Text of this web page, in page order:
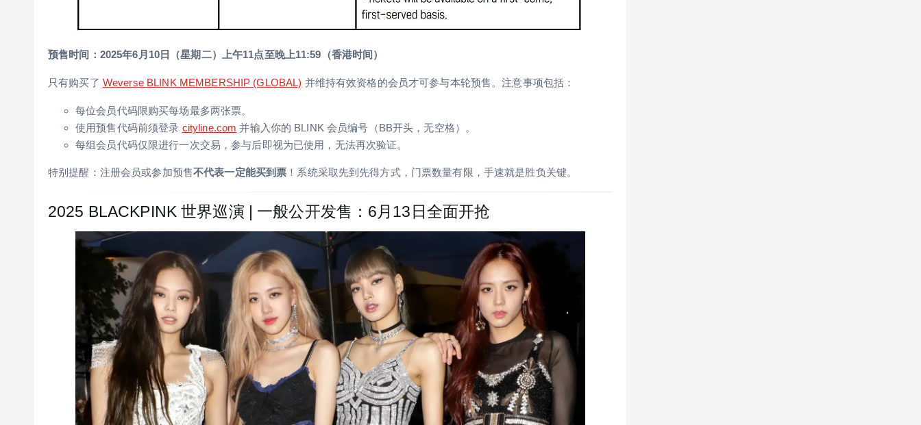
预售时间：2025年6月10日（星期二）上午11点至晚上11:59（香港时间）
只有购买了 Weverse BLINK MEMBERSHIP (GLOBAL) 并维持有效资格的会员才可参与本轮预售。注意事项包括：
每位会员代码限购买每场最多两张票。
使用预售代码前须登录 cityline.com 并输入你的 BLINK 会员编号（BB开头，无空格）。
每组会员代码仅限进行一次交易，参与后即视为已使用，无法再次验证。
特别提醒：注册会员或参加预售不代表一定能买到票 ！系统采取先到先得方式，门票数量有限，手速就是胜负关键。
2025 BLACKPINK 世界巡演 | 一般公开发售：6月13日全面开抢